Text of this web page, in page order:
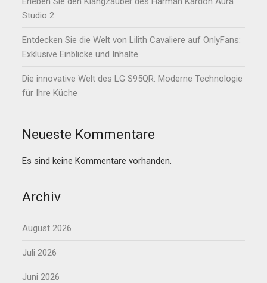
Studio 2
Entdecken Sie die Welt von Lilith Cavaliere auf OnlyFans:
Exklusive Einblicke und Inhalte
Die innovative Welt des LG S95QR: Moderne Technologie
für Ihre Küche
Neueste Kommentare
Es sind keine Kommentare vorhanden.
Archiv
August 2026
Juli 2026
Juni 2026